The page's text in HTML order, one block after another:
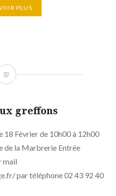
PLUS
greffons
Février de 10h00 à 12h00
de la Marbrerie Entrée
mail
par téléphone 02 43 92 40